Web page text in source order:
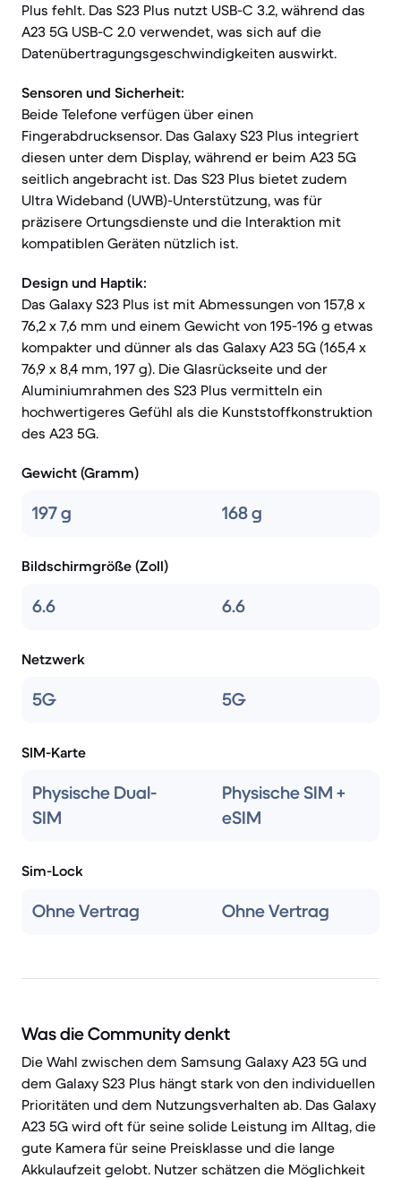
Plus fehlt. Das S23 Plus nutzt USB-C 3.2, während das
A23 5G USB-C 2.0 verwendet, was sich auf die
Datenübertragungsgeschwindigkeiten auswirkt.
Sensoren und Sicherheit:
Beide Telefone verfügen über einen
Fingerabdrucksensor. Das Galaxy S23 Plus integriert
diesen unter dem Display, während er beim A23 5G
seitlich angebracht ist. Das S23 Plus bietet zudem
Ultra Wideband (UWB)-Unterstützung, was für
präzisere Ortungsdienste und die Interaktion mit
kompatiblen Geräten nützlich ist.
Design und Haptik:
Das Galaxy S23 Plus ist mit Abmessungen von 157,8 x
76,2 x 7,6 mm und einem Gewicht von 195-196 g etwas
kompakter und dünner als das Galaxy A23 5G (165,4 x
76,9 x 8,4 mm, 197 g). Die Glasrückseite und der
Aluminiumrahmen des S23 Plus vermitteln ein
hochwertigeres Gefühl als die Kunststoffkonstruktion
des A23 5G.
Gewicht (Gramm)
197 g 168 g
Bildschirmgröße (Zoll)
6.6 6.6
Netzwerk
5G 5G
SIM-Karte
Physische Dual-
SIM
Physische SIM +
eSIM
Sim-Lock
Ohne Vertrag Ohne Vertrag
Was die Community denkt
Die Wahl zwischen dem Samsung Galaxy A23 5G und
dem Galaxy S23 Plus hängt stark von den individuellen
Prioritäten und dem Nutzungsverhalten ab. Das Galaxy
A23 5G wird oft für seine solide Leistung im Alltag, die
gute Kamera für seine Preisklasse und die lange
Akkulaufzeit gelobt. Nutzer schätzen die Möglichkeit